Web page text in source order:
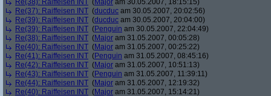
Re(38): Raiffeisen INT (Major am 30.05.2007, 18:15:15)
Re(37): Raiffeisen INT (ducduc am 30.05.2007, 20:02:56)
Re(39): Raiffeisen INT (ducduc am 30.05.2007, 20:04:00)
Re(39): Raiffeisen INT (Penguin am 30.05.2007, 22:04:49)
Re(38): Raiffeisen INT (Major am 31.05.2007, 00:05:28)
Re(40): Raiffeisen INT (Major am 31.05.2007, 00:25:22)
Re(41): Raiffeisen INT (Penguin am 31.05.2007, 08:45:16)
Re(42): Raiffeisen INT (Major am 31.05.2007, 10:51:13)
Re(43): Raiffeisen INT (Penguin am 31.05.2007, 11:39:11)
Re(44): Raiffeisen INT (Major am 31.05.2007, 12:19:32)
Re(40): Raiffeisen INT (Major am 31.05.2007, 15:14:21)